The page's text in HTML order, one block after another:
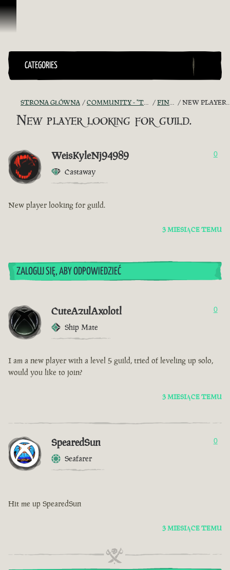
Przejdź do treści
CATEGORIES
STRONA GŁÓWNA COMMUNITY - "THE SHIPMATES' QUARTERS" FIND A CREW! NEW PLAYER LOOKING FOR GUILD.
New player looking for guild.
WeisKyleNj94989
Castaway
0
New player looking for guild.
3 MIESIĄCE TEMU
ZALOGUJ SIĘ, ABY ODPOWIEDZIEĆ
CuteAzulAxolotl
Ship Mate
0
I am a new player with a level 5 guild, tried of leveling up solo,
would you like to join?
3 MIESIĄCE TEMU
SpearedSun
Seafarer
0
Hit me up SpearedSun
3 MIESIĄCE TEMU